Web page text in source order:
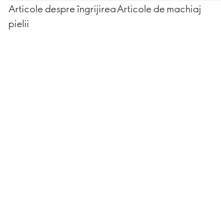
Articole despre îngrijirea
pielii
Articole de machiaj